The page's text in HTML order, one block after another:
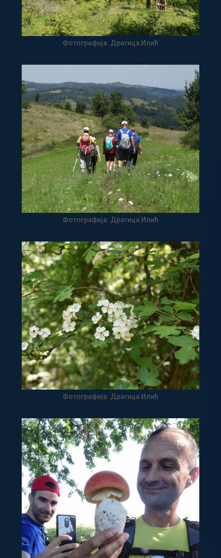
Фотографија: Драгица Илић
Фотографија: Драгица Илић
Фотографија: Драгица Илић